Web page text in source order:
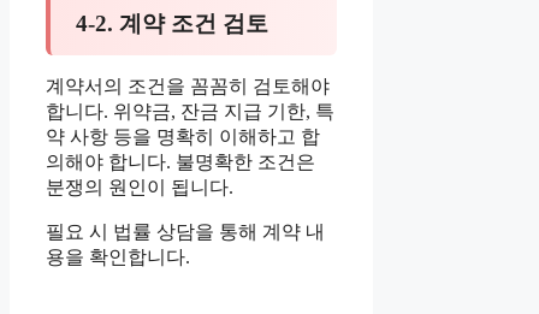
4-2. 계약 조건 검토
계약서의 조건을 꼼꼼히 검토해야
합니다. 위약금, 잔금 지급 기한, 특
약 사항 등을 명확히 이해하고 합
의해야 합니다. 불명확한 조건은
분쟁의 원인이 됩니다.
필요 시 법률 상담을 통해 계약 내
용을 확인합니다.